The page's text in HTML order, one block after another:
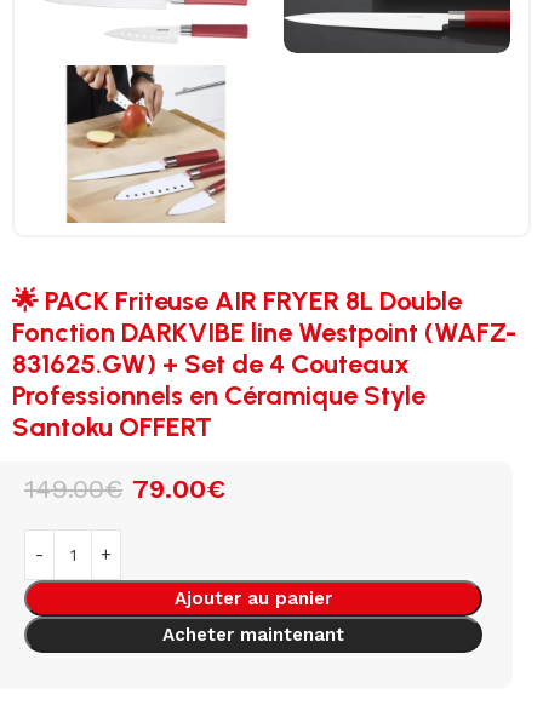
🌟 PACK Friteuse AIR FRYER 8L Double
Fonction DARKVIBE line Westpoint (WAFZ-
831625.GW) + Set de 4 Couteaux
Professionnels en Céramique Style
Santoku OFFERT
149.00€ 79.00€
Ajouter au panier
Acheter maintenant